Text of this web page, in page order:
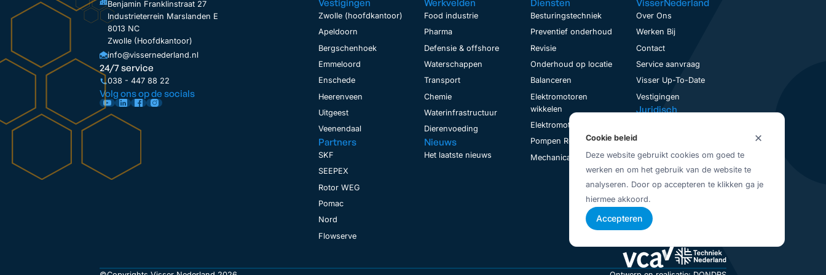
Cookie beleid
Deze website gebruikt cookies om goed te
werken en om het gebruik van de website te
analyseren. Door op accepteren te klikken ga je
hiermee akkoord.
Accepteren
Benjamin Franklinstraat 27
Industrieterrein Marslanden E
8013 NC
Zwolle (Hoofdkantoor)
info@vissernederland.nl
24/7 service
038 - 447 88 22
Volg ons op de socials
Vestigingen
Zwolle (hoofdkantoor)
Apeldoorn
Bergschenhoek
Emmeloord
Enschede
Heerenveen
Uitgeest
Veenendaal
Partners
SKF
SEEPEX
Rotor WEG
Pomac
Nord
Flowserve
Werkvelden
Food industrie
Pharma
Defensie & offshore
Waterschappen
Transport
Chemie
Waterinfrastructuur
Dierenvoeding
Nieuws
Het laatste nieuws
Diensten
Besturingstechniek
Preventief onderhoud
Revisie
Onderhoud op locatie
Balanceren
Elektromotoren
wikkelen
Elektromotoren Revisie
Pompen Revisie
Mechanical Seal Revisie
VisserNederland
Over Ons
Werken Bij
Contact
Service aanvraag
Visser Up-To-Date
Vestigingen
Juridisch
Algemene Voorwaarden